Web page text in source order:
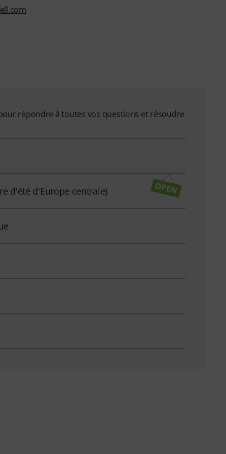
répondre à toutes vos questions et résoudre
d'été d'Europe centrale)